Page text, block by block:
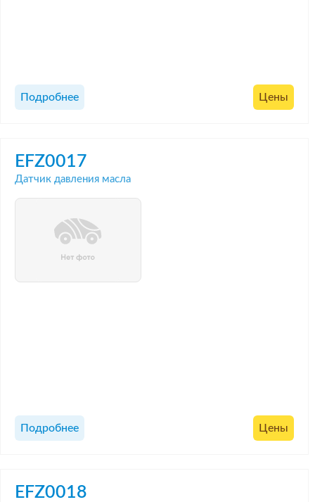
Подробнее Цены
EFZ0017
Датчик давления масла
Подробнее Цены
EFZ0018